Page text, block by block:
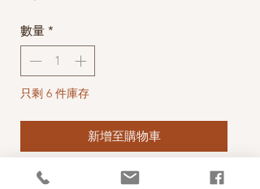
數量 *
只剩 6 件庫存
新增至購物車
英國雪特蘭羊(Shetland) 生長於高緯